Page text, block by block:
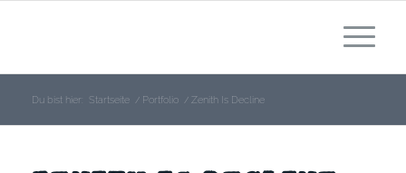
Du bist hier: Startseite / Portfolio / Zenith Is Decline